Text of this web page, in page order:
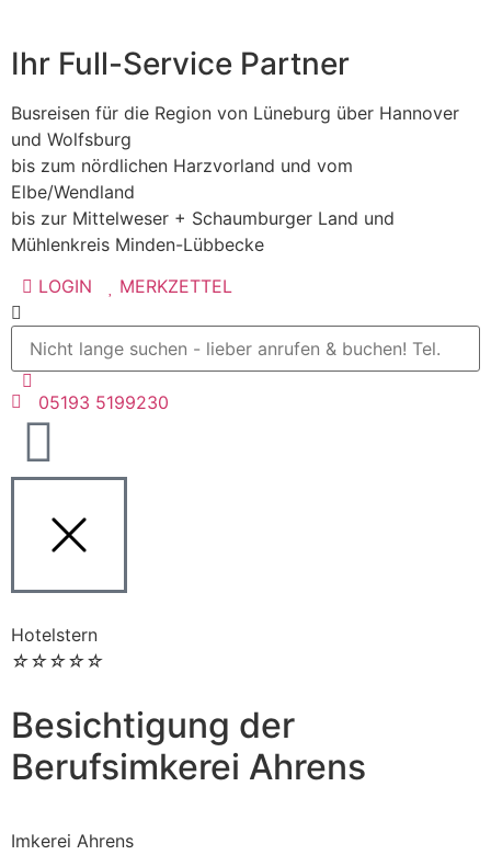
Ihr Full-Service Partner
Busreisen für die Region von Lüneburg über Hannover
und Wolfsburg
bis zum nördlichen Harzvorland und vom
Elbe/Wendland
bis zur Mittelweser + Schaumburger Land und
Mühlenkreis Minden-Lübbecke
LOGIN
MERKZETTEL
05193 5199230
Hotelstern
☆☆☆☆☆
Besichtigung der
Berufsimkerei Ahrens
Imkerei Ahrens